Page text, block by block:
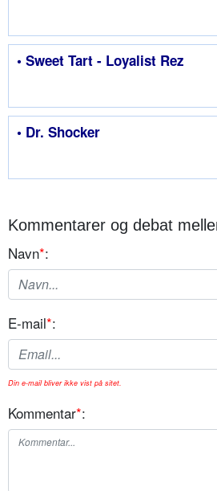
• Sweet Tart - Loyalist Rez
• Dr. Shocker
Kommentarer og debat
Navn*:
E-mail*:
Din e-mail bliver ikke vist på sitet.
Kommentar*: